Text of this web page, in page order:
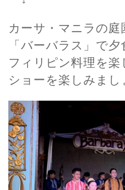
カーサ・マニラの
「バーバラス」で夕
フィリピン料理を
ショーを楽しみまし